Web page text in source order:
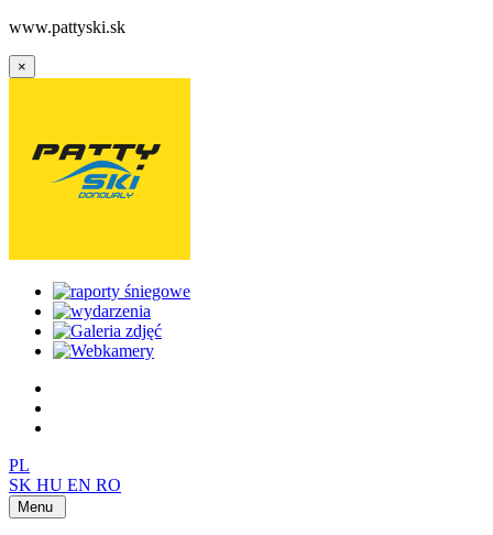
www.pattyski.sk
×
PL
SK HU EN RO
Menu